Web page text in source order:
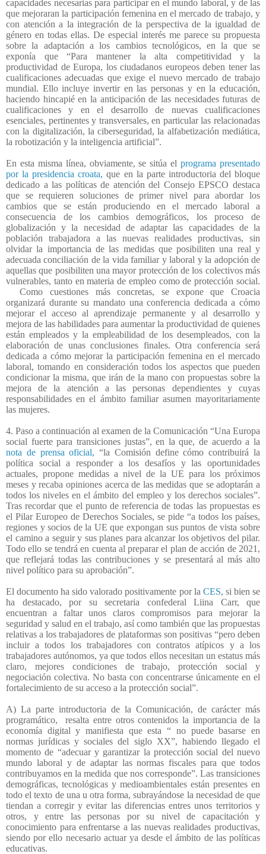
capacidades necesarias para participar en el mundo laboral, y de las
que mejoraran la participación femenina en el mercado de trabajo, y
con atención a la integración de la perspectiva de la igualdad de
género en todas ellas. De especial interés me parece su propuesta
sobre la adaptación a los cambios tecnológicos, en la que se
exponía que “Para mantener la alta competitividad y la
productividad de Europa, los ciudadanos europeos deben tener las
cualificaciones adecuadas que exige el nuevo mercado de trabajo
mundial. Ello incluye invertir en las personas y en la educación,
haciendo hincapié en la anticipación de las necesidades futuras de
cualificaciones y en el desarrollo de nuevas cualificaciones
esenciales, pertinentes y transversales, en particular las relacionadas
con la digitalización, la ciberseguridad, la alfabetización mediática,
la robotización y la inteligencia artificial”.
En esta misma línea, obviamente, se sitúa elprograma presentado
por la presidencia croata, que en la parte introductoria del bloque
dedicado a las políticas de atención del Consejo EPSCO destaca
que se requieren soluciones de primer nivel para abordar los
cambios que se están produciendo en el mercado laboral a
consecuencia de los cambios demográficos, los proceso de
globalización y la necesidad de adaptar las capacidades de la
población trabajadora a las nuevas realidades productivas, sin
olvidar la importancia de las medidas que posibiliten una real y
adecuada conciliación de la vida familiar y laboral y la adopción de
aquellas que posibiliten una mayor protección de los colectivos más
vulnerables, tanto en materia de empleo como de protección social.
Como cuestiones más concretas, se expone que Croacia
organizará durante su mandato una conferencia dedicada a cómo
mejorar el acceso al aprendizaje permanente y al desarrollo y
mejora de las habilidades para aumentar la productividad de quienes
están empleados y la empleabilidad de los desempleados, con la
elaboración de unas conclusiones finales. Otra conferencia será
dedicada a cómo mejorar la participación femenina en el mercado
laboral, tomando en consideración todos los aspectos que pueden
condicionar la misma, que irán de la mano con propuestas sobre la
mejora de la atención a las personas dependientes y cuyas
responsabilidades en el ámbito familiar asumen mayoritariamente
las mujeres.
4. Paso a continuación al examen de la Comunicación “Una Europa
social fuerte para transiciones justas”, en la que, de acuerdo a la
nota de prensa oficial,“la Comisión define cómo contribuirá la
política social a responder a los desafíos y las oportunidades
actuales, propone medidas a nivel de la UE para los próximos
meses y recaba opiniones acerca de las medidas que se adoptarán a
todos los niveles en el ámbito del empleo y los derechos sociales”.
Tras recordar que el punto de referencia de todas las propuestas es
el Pilar Europeo de Derechos Sociales, se pide “a todos los países,
regiones y socios de la UE que expongan sus puntos de vista sobre
el camino a seguir y sus planes para alcanzar los objetivos del pilar.
Todo ello se tendrá en cuenta al preparar el plan de acción de 2021,
que reflejará todas las contribuciones y se presentará al más alto
nivel político para su aprobación”.
El documento ha sido valorado positivamente por la CES, si bien se
ha destacado, por su secretaria confederal Liina Carr, que
encuentran a faltar unos claros compromisos para mejorar la
seguridad y salud en el trabajo, así como también que las propuestas
relativas a los trabajadores de plataformas son positivas “pero deben
incluir a todos los trabajadores con contratos atípicos y a los
trabajadores autónomos, ya que todos ellos necesitan un estatus más
claro, mejores condiciones de trabajo, protección social y
negociación colectiva. No basta con concentrarse únicamente en el
fortalecimiento de su acceso a la protección social”.
A) La parte introductoria de la Comunicación, de carácter más
programático,
resalta entre otros contenidos la importancia de la
economía digital y manifiesta que esta “ no puede basarse en
normas jurídicas y sociales del siglo XX”, habiendo llegado el
momento de “adecuar y garantizar la protección social del nuevo
mundo laboral y de adaptar las normas fiscales para que todos
contribuyamos en la medida que nos corresponde”. Las transiciones
demográficas, tecnológicas y medioambientales están presentes en
todo el texto de una u otra forma, subrayándose la necesidad de que
tiendan a corregir y evitar las diferencias entres unos territorios y
otros, y entre las personas por su nivel de capacitación y
conocimiento para enfrentarse a las nuevas realidades productivas,
siendo por ello necesario actuar ya desde el ámbito de las políticas
educativas.